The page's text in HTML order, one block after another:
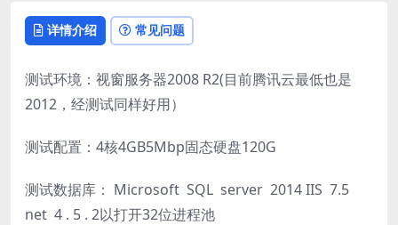
详情介绍 常见问题
测试环境：视窗服务器2008 R2(目前腾讯云最低也是
2012，经测试同样好用）
测试配置：4核4GB5Mbp固态硬盘120G
测试数据库： Microsoft SQL server 2014 IIS 7.5
net 4 . 5 . 2以打开32位进程池